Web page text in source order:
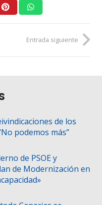
Entrada siguiente
de los
podemos más”
de PSOE y
de Modernización en